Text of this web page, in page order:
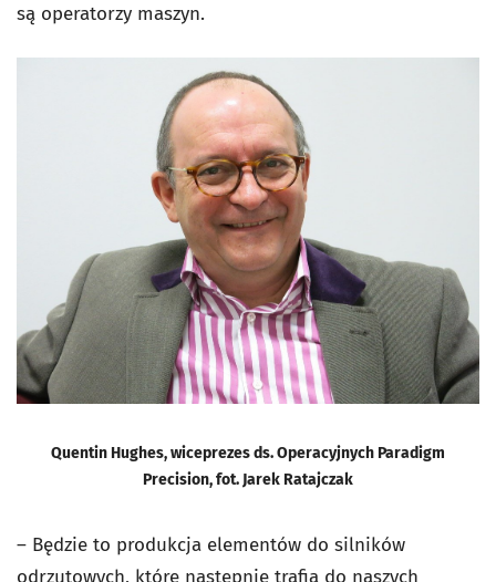
są operatorzy maszyn.
Quentin Hughes, wiceprezes ds. Operacyjnych Paradigm
Precision, fot. Jarek Ratajczak
– Będzie to produkcja elementów do silników